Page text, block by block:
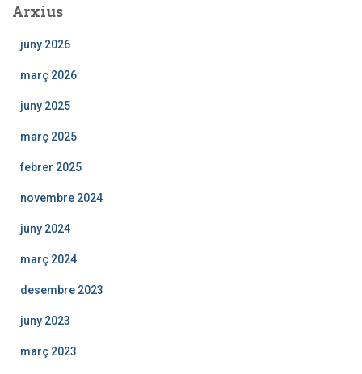
Arxius
juny 2026
març 2026
juny 2025
març 2025
febrer 2025
novembre 2024
juny 2024
març 2024
desembre 2023
juny 2023
març 2023